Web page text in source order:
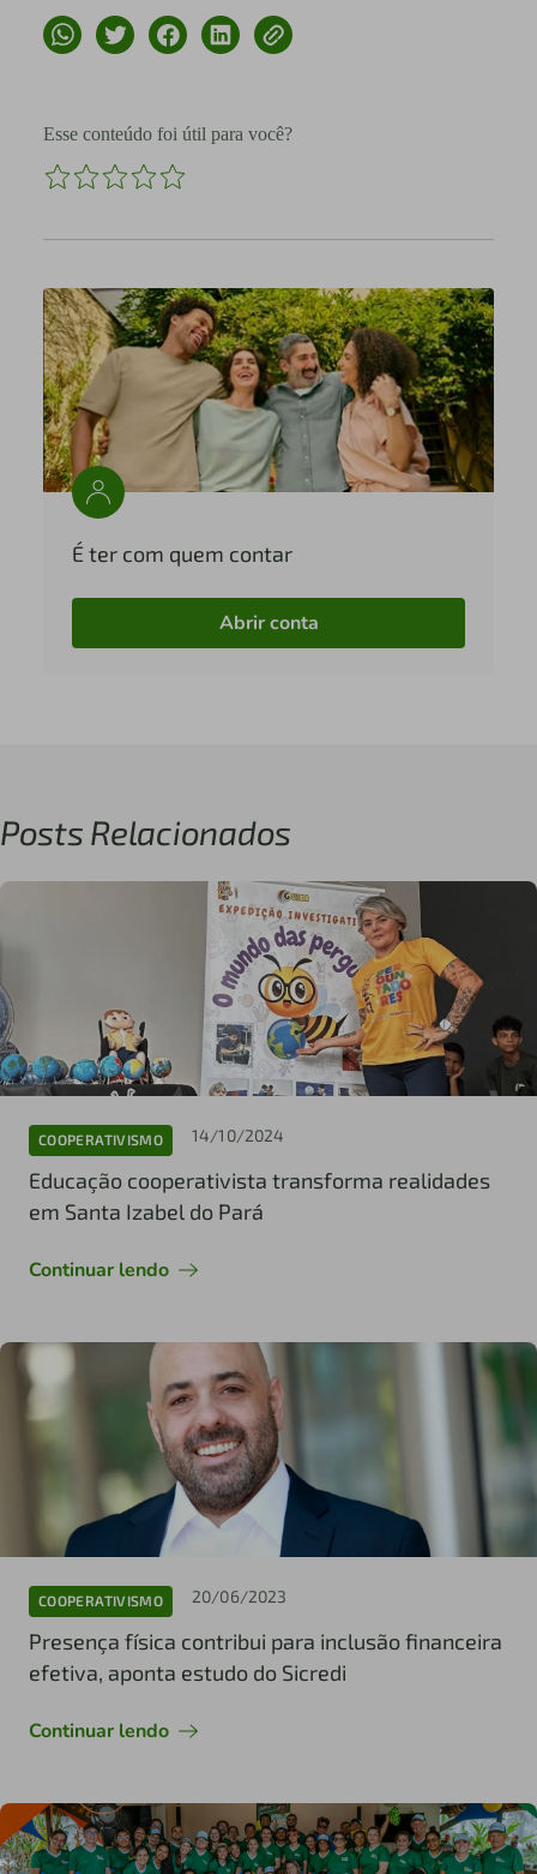
Esse conteúdo foi útil para você?
É ter com quem contar
Abrir conta
Posts Relacionados
COOPERATIVISMO 14/10/2024
Educação cooperativista transforma realidades
em Santa Izabel do Pará
Continuar lendo
COOPERATIVISMO 20/06/2023
Presença física contribui para inclusão financeira
efetiva, aponta estudo do Sicredi
Continuar lendo